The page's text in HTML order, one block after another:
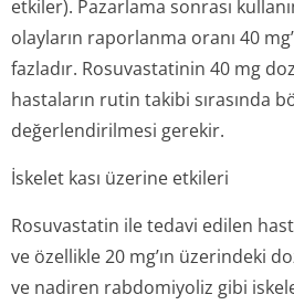
etkiler). Pazarlama sonrası
olayların raporlanma oranı 40
fazladır. Rosuvastatinin 40 mg
hastaların rutin takibi sırasında
değerlendirilmesi gerekir.
İskelet kası üzerine etkileri
Rosuvastatin ile tedavi edilen
ve özellikle 20 mg’ın üzerindeki
ve nadiren rabdomiyoliz gibi